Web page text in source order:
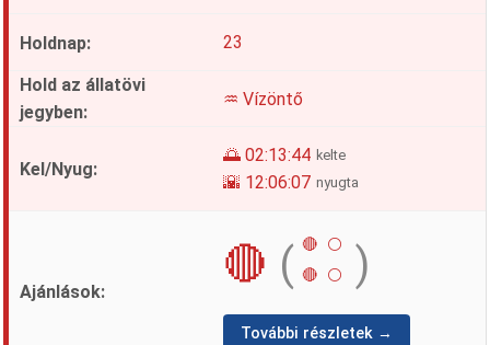
23
♒ Vízöntő
🌅 02:13:44 kelte
🌇 12:06:07 nyugta
🔴 ( 🔴
⚪
🔴
⚪ )
További részletek →